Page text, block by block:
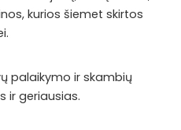
kurios šiemet skirtos
palaikymo ir skambių
ir geriausias.